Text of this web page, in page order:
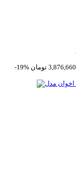
-19%
3,876,660 تومان